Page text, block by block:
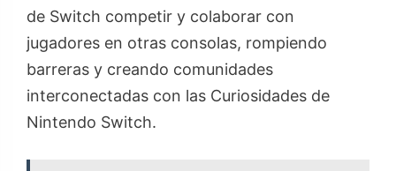
de Switch competir y colaborar con
jugadores en otras consolas, rompiendo
barreras y creando comunidades
interconectadas con las Curiosidades de
Nintendo Switch.